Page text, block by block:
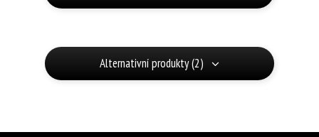
Alternativní produkty (2)